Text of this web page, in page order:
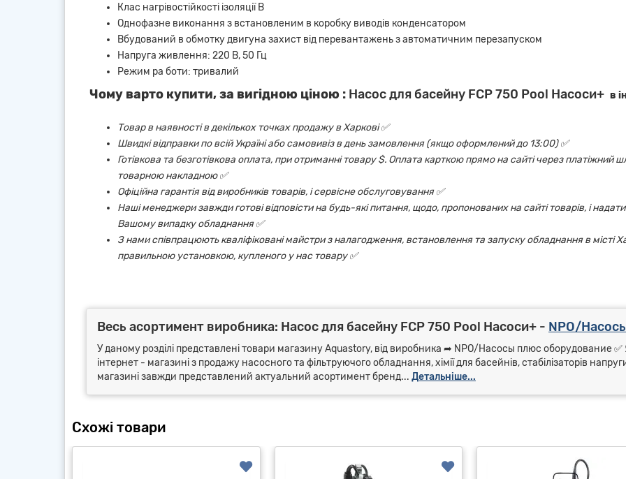
Клас нагрівостійкості ізоляції В
Однофазне виконання з встановленим в коробку виводів конденсатором
Вбудований в обмотку двигуна захист від перевантажень з автоматичним перезапуском
Напруга живлення: 220 В, 50 Гц
Режим ра боти: тривалий
Чому варто купити, за вигідною ціною : Насос для басейну FCP 750 Pool Насоси+ в
Товар в наявності в декількох точках продажу в Харкові ✅
Швидкі відправки по всій Україні або самовивіз в день замовлення (якщо оформлений до 13:00) ✅
Готівкова та безготівкова оплата, при отриманні товару $. Оплата карткою прямо на сайті через платіжний
товарною накладною ✅
Офіційна гарантія від виробників товарів, і сервісне обслуговування ✅
Наші менеджери завжди готові відповісти на будь-які питання, щодо, пропонованих на сайті товарів, і
Вашому випадку обладнання ✅
З нами співпрацюють кваліфіковані майстри з налагодження, встановлення та запуску обладнання в місті
правильною установкою, купленого у нас товару ✅
Весь асортимент виробника: Насос для басейну FCP 750 Pool Насоси+ - NPO/
У даному розділі представлені товари магазину Aquastory, від виробника ➦ NPO/Насосы плюс оборудование
інтернет - магазині з продажу насосного та фільтруючого обладнання, хімії для басейнів, стабілізаторів
магазині завжди представлений актуальний асортимент бренд... Детальніше...
Схожі товари